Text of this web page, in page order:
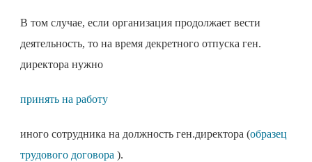
В том случае, если организация продолжает вести
деятельность, то на время декретного отпуска ген.
директора нужно
принять на работу
иного сотрудника на должность ген.директора (образец
трудового договора ).